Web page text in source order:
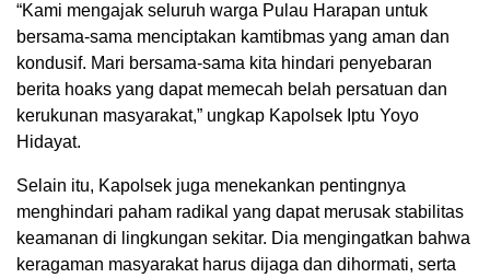
“Kami mengajak seluruh warga Pulau Harapan untuk
bersama-sama menciptakan kamtibmas yang aman dan
kondusif. Mari bersama-sama kita hindari penyebaran
berita hoaks yang dapat memecah belah persatuan dan
kerukunan masyarakat,” ungkap Kapolsek Iptu Yoyo
Hidayat.
Selain itu, Kapolsek juga menekankan pentingnya
menghindari paham radikal yang dapat merusak stabilitas
keamanan di lingkungan sekitar. Dia mengingatkan bahwa
keragaman masyarakat harus dijaga dan dihormati, serta